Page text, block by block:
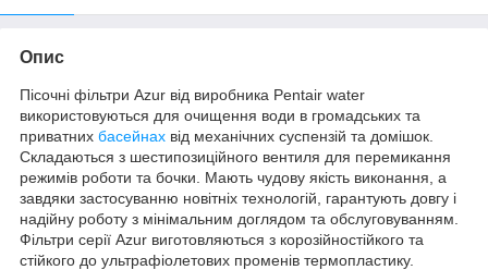
Опис
Пісочні фільтри Azur від виробника Pentair water
використовуються для очищення води в громадських та
приватних басейнах від механічних суспензій та домішок.
Складаються з шестипозиційного вентиля для перемикання
режимів роботи та бочки. Мають чудову якість виконання, а
завдяки застосуванню новітніх технологій, гарантують довгу і
надійну роботу з мінімальним доглядом та обслуговуванням.
Фільтри серії Azur виготовляються з корозійностійкого та
стійкого до ультрафіолетових променів термопластику.